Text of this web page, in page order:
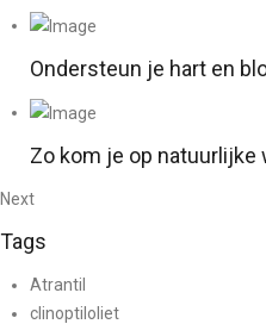
Ondersteun je hart en
Zo kom je op
Next
Tags
Atrantil
clinoptiloliet